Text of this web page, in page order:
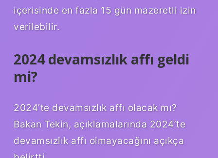
içerisinde en fazla 15 gün mazeretli izin
verilebilir.
2024 devamsızlık affı geldi
mi?
2024’te devamsızlık affı olacak mı?
Bakan Tekin, açıklamalarında 2024’te
devamsızlık affı olmayacağını açıkça